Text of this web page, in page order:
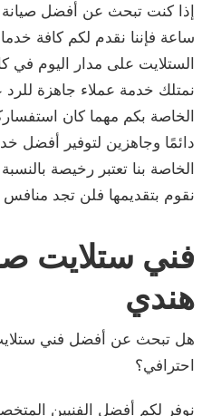
ساعة فإننا نقدم لكم كافة
الستلايت على مدار اليوم في
نمتلك خدمة عملاء جاهزة
الخاصة بكم مهما كان
دائمًا وجاهزين لتوفير أفضل
الخاصة بنا تعتبر رخيصة
نقوم بتقديمها فلن تجد منافس
فني ستلايت
هندي
هل تبحث عن أفضل فني
احترافي؟
نوفر لكم أفضل الفنيين